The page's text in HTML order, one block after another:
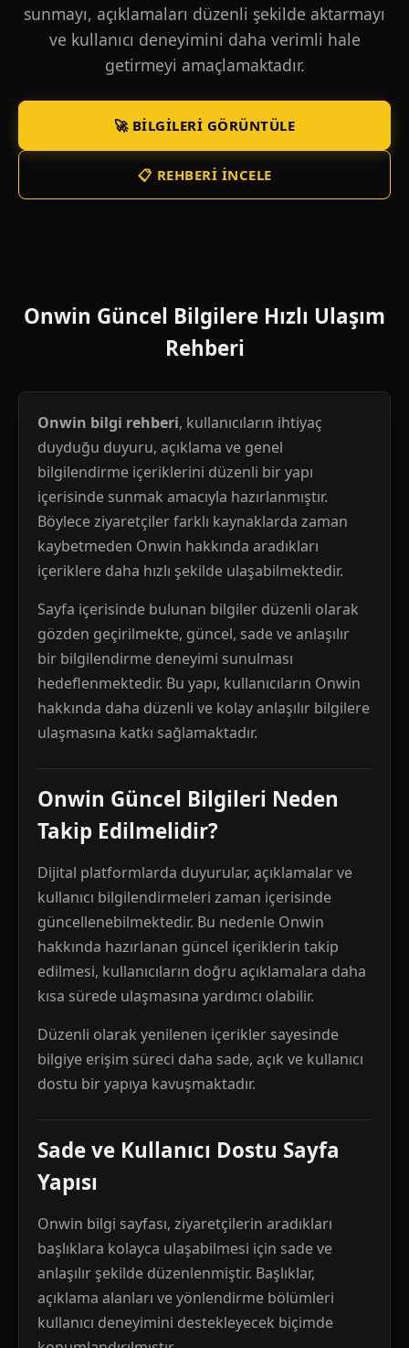
sunmayı, açıklamaları düzenli şekilde aktarmayı
ve kullanıcı deneyimini daha verimli hale
getirmeyi amaçlamaktadır.
🚀 BILGILERI GÖRÜNTÜLE
📋 REHBERI İNCELE
Onwin Güncel Bilgilere Hızlı Ulaşım
Rehberi
Onwin bilgi rehberi, kullanıcıların ihtiyaç
duyduğu duyuru, açıklama ve genel
bilgilendirme içeriklerini düzenli bir yapı
içerisinde sunmak amacıyla hazırlanmıştır.
Böylece ziyaretçiler farklı kaynaklarda zaman
kaybetmeden Onwin hakkında aradıkları
içeriklere daha hızlı şekilde ulaşabilmektedir.
Sayfa içerisinde bulunan bilgiler düzenli olarak
gözden geçirilmekte, güncel, sade ve anlaşılır
bir bilgilendirme deneyimi sunulması
hedeflenmektedir. Bu yapı, kullanıcıların Onwin
hakkında daha düzenli ve kolay anlaşılır bilgilere
ulaşmasına katkı sağlamaktadır.
Onwin Güncel Bilgileri Neden
Takip Edilmelidir?
Dijital platformlarda duyurular, açıklamalar ve
kullanıcı bilgilendirmeleri zaman içerisinde
güncellenebilmektedir. Bu nedenle Onwin
hakkında hazırlanan güncel içeriklerin takip
edilmesi, kullanıcıların doğru açıklamalara daha
kısa sürede ulaşmasına yardımcı olabilir.
Düzenli olarak yenilenen içerikler sayesinde
bilgiye erişim süreci daha sade, açık ve kullanıcı
dostu bir yapıya kavuşmaktadır.
Sade ve Kullanıcı Dostu Sayfa
Yapısı
Onwin bilgi sayfası, ziyaretçilerin aradıkları
başlıklara kolayca ulaşabilmesi için sade ve
anlaşılır şekilde düzenlenmiştir. Başlıklar,
açıklama alanları ve yönlendirme bölümleri
kullanıcı deneyimini destekleyecek biçimde